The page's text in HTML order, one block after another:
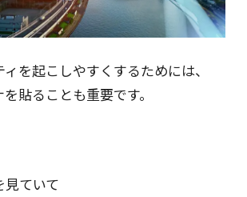
を起こしやすくするためには、
貼ることも重要です。
見ていて